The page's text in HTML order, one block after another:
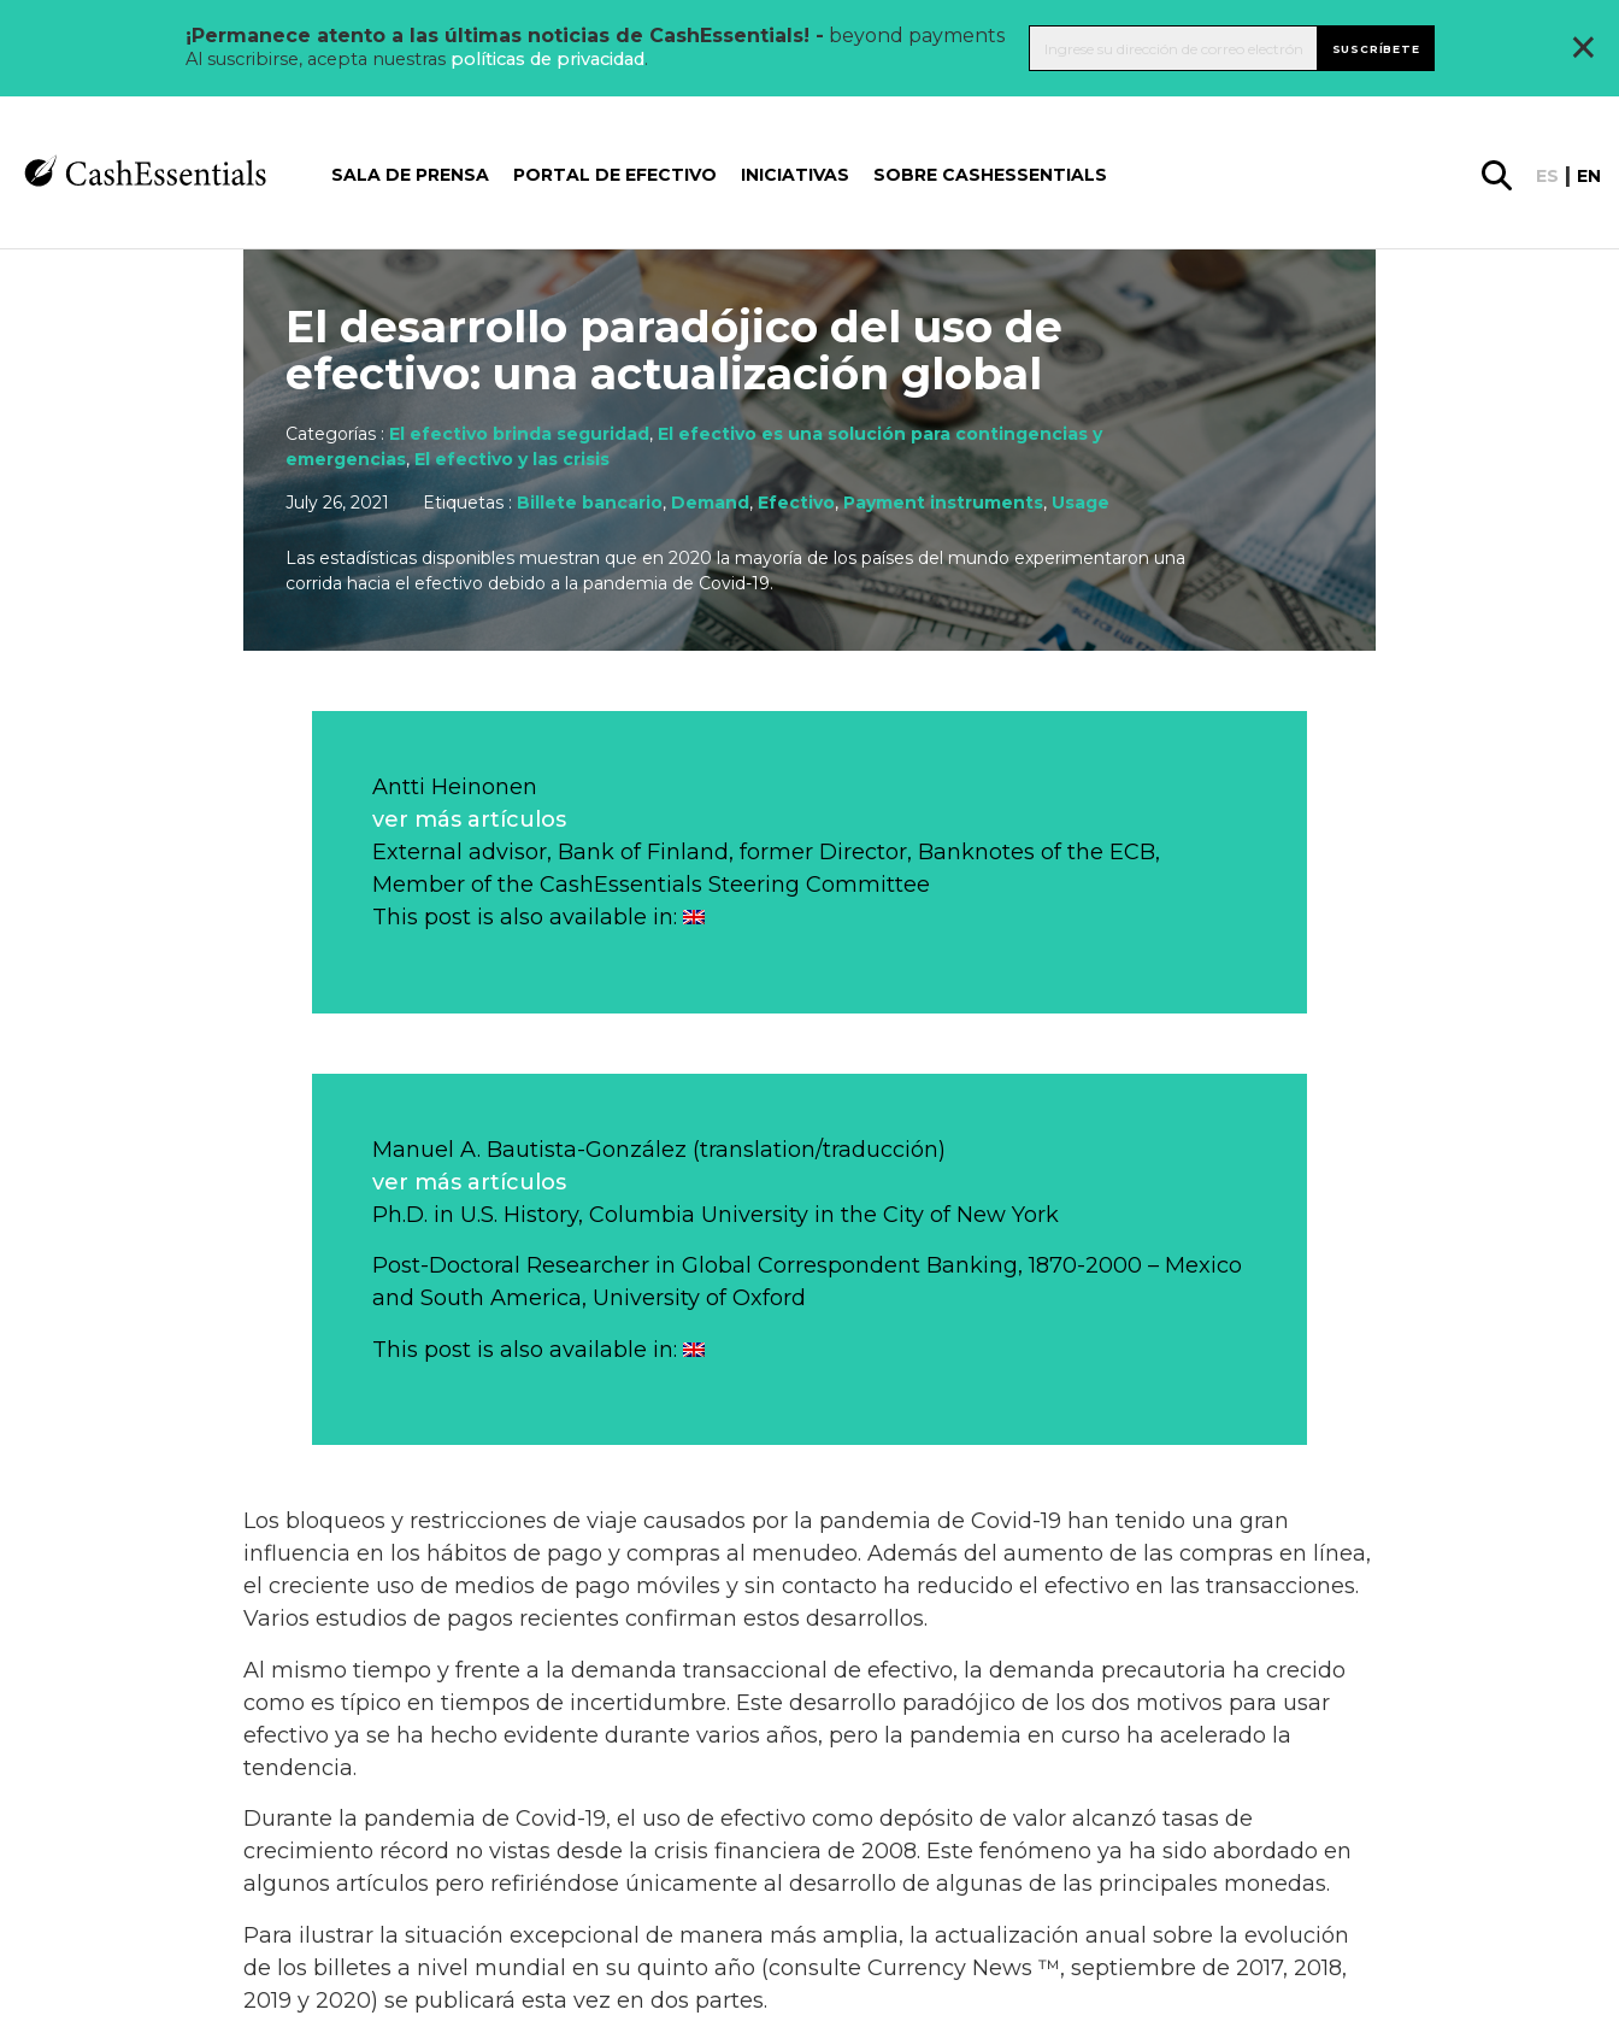
¡Permanece atento a las últimas noticias de CashEssentials! - beyond payments
Al suscribirse, acepta nuestras políticas de privacidad. SUSCRÍBETE ×
SALA DE PRENSA PORTAL DE EFECTIVO INICIATIVAS SOBRE CASHESSENTIALS ES EN
El desarrollo paradójico del uso de
efectivo: una actualización global
Categorías : El efectivo brinda seguridad, El efectivo es una solución para contingencias y
emergencias,El efectivo y las crisis
July 26, 2021
Etiquetas : Billete bancario, Demand, Efectivo,Payment instruments, Usage
Las estadísticas disponibles muestran que en 2020 la mayoría de los países del mundo experimentaron una
corrida hacia el efectivo debido a la pandemia de Covid-19.
Antti Heinonen
ver más artículos
External advisor, Bank of Finland, former Director, Banknotes of the ECB,
Member of the CashEssentials Steering Committee
This post is also available in:
Manuel A. Bautista-González (translation/traducción)
ver más artículos
Ph.D. in U.S. History, Columbia University in the City of New York
Post-Doctoral Researcher in Global Correspondent Banking, 1870-2000 – Mexico
and South America, University of Oxford
This post is also available in:
Los bloqueos y restricciones de viaje causados por la pandemia de Covid-19 han tenido una gran
influencia en los hábitos de pago y compras al menudeo. Además del aumento de las compras en línea,
el creciente uso de medios de pago móviles y sin contacto ha reducido el efectivo en las transacciones.
Varios estudios de pagos recientes confirman estos desarrollos.
Al mismo tiempo y frente a la demanda transaccional de efectivo, la demanda precautoria ha crecido
como es típico en tiempos de incertidumbre. Este desarrollo paradójico de los dos motivos para usar
efectivo ya se ha hecho evidente durante varios años, pero la pandemia en curso ha acelerado la
tendencia.
Durante la pandemia de Covid-19, el uso de efectivo como depósito de valor alcanzó tasas de
crecimiento récord no vistas desde la crisis financiera de 2008. Este fenómeno ya ha sido abordado en
algunos artículos pero refiriéndose únicamente al desarrollo de algunas de las principales monedas.
Para ilustrar la situación excepcional de manera más amplia, la actualización anual sobre la evolución
de los billetes a nivel mundial en su quinto año (consulte Currency News ™, septiembre de 2017, 2018,
2019 y 2020) se publicará esta vez en dos partes.